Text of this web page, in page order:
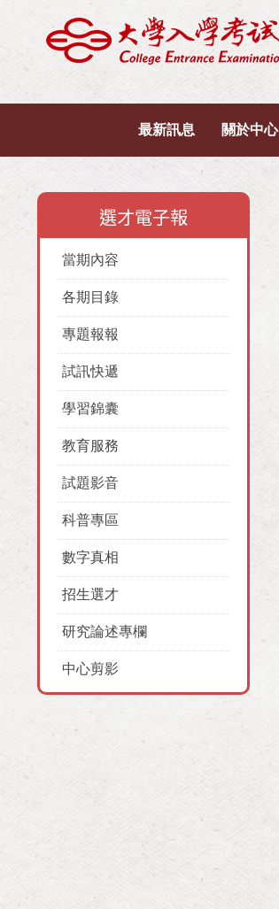
最新訊息 關於中心
選才電子報
當期內容
各期目錄
專題報報
試訊快遞
學習錦囊
教育服務
試題影音
科普專區
數字真相
招生選才
研究論述專欄
中心剪影